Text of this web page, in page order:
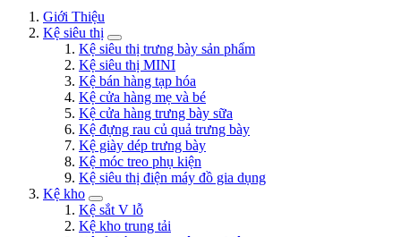
Giới Thiệu
Kệ siêu thị
Kệ siêu thị trưng bày sản phẩm
Kệ siêu thị MINI
Kệ bán hàng tạp hóa
Kệ cửa hàng mẹ và bé
Kệ cửa hàng trưng bày sữa
Kệ đựng rau củ quả trưng bày
Kệ giày dép trưng bày
Kệ móc treo phụ kiện
Kệ siêu thị điện máy đồ gia dụng
Kệ kho
Kệ sắt V lỗ
Kệ kho trung tải